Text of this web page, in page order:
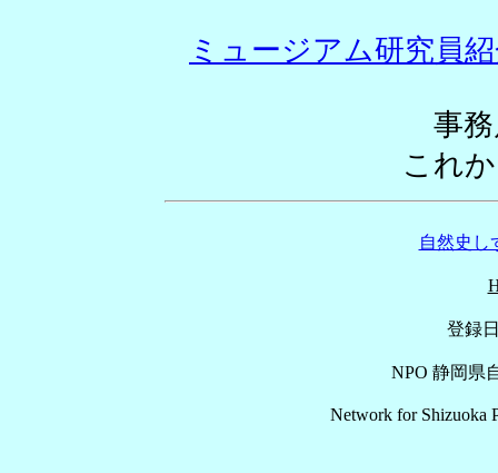
ミュージアム研究員
事
これ
自然史し
登録
NPO 静岡県
Network for Shizuoka